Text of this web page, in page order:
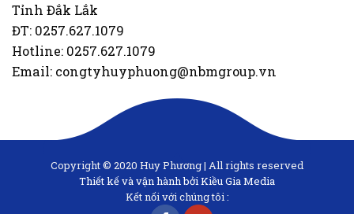
Tỉnh Đắk Lắk
ĐT: 0257.627.1079
Hotline: 0257.627.1079
Email: congtyhuyphuong@nbmgroup.vn
Copyright © 2020 Huy Phương | All rights reserved
Thiết kế và vận hành bởi Kiều Gia Media
Kết nối với chúng tôi :